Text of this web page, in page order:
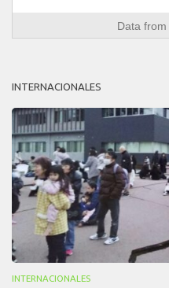
Data from
INTERNACIONALES
INTERNACIONALES